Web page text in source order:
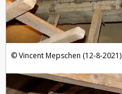
Vincent Mepschen (12-8-2021)